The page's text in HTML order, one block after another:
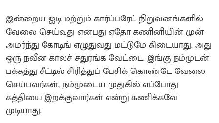
இன்றைய ஐடி மற்றும் கார்ப்பரேட் நிறுவனங்களில்
வேலை செய்வது என்பது ஏதோ கணினியின் முன்
அமர்ந்து கோடிங் எழுதுவது மட்டுமே கிடையாது. அது
ஒரு நவீன காலச் சதுரங்க வேட்டை. இங்கு நம்முடன்
பக்கத்து சீட்டில் சிரித்துப் பேசிக் கொண்டே வேலை
செய்பவர்கள், நம்முடைய முதுகில் எப்போது
கத்தியை இறக்குவார்கள் என்று கணிக்கவே
முடியாது.